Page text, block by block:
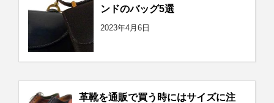
ンドのバッグ5選
2023年4月6日
革靴を通販で買う時にはサイズに注